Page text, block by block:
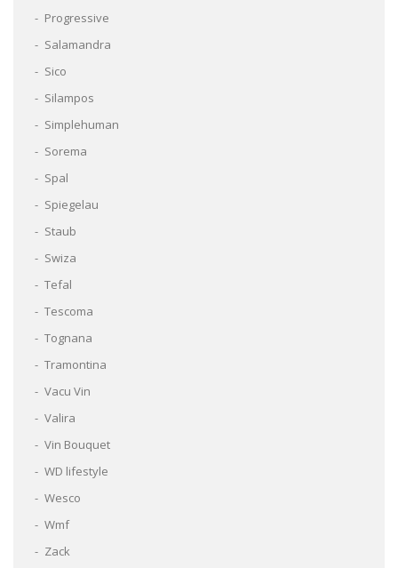
Progressive
Salamandra
Sico
Silampos
Simplehuman
Sorema
Spal
Spiegelau
Staub
Swiza
Tefal
Tescoma
Tognana
Tramontina
Vacu Vin
Valira
Vin Bouquet
WD lifestyle
Wesco
Wmf
Zack